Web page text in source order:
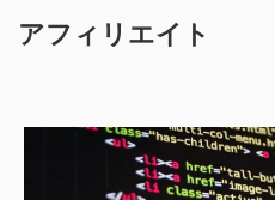
アフィリエイト